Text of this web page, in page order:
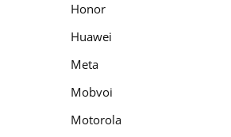
Honor
Huawei
Meta
Mobvoi
Motorola